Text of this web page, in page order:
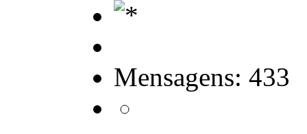
Mensagens: 433